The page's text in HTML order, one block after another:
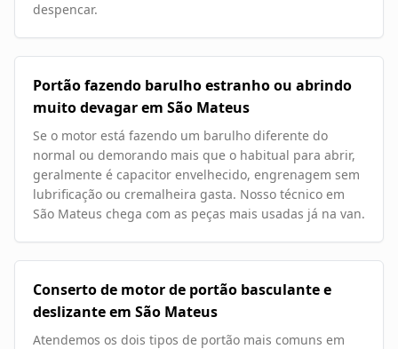
despencar.
Portão fazendo barulho estranho ou abrindo
muito devagar em São Mateus
Se o motor está fazendo um barulho diferente do
normal ou demorando mais que o habitual para abrir,
geralmente é capacitor envelhecido, engrenagem sem
lubrificação ou cremalheira gasta. Nosso técnico em
São Mateus chega com as peças mais usadas já na van.
Conserto de motor de portão basculante e
deslizante em São Mateus
Atendemos os dois tipos de portão mais comuns em